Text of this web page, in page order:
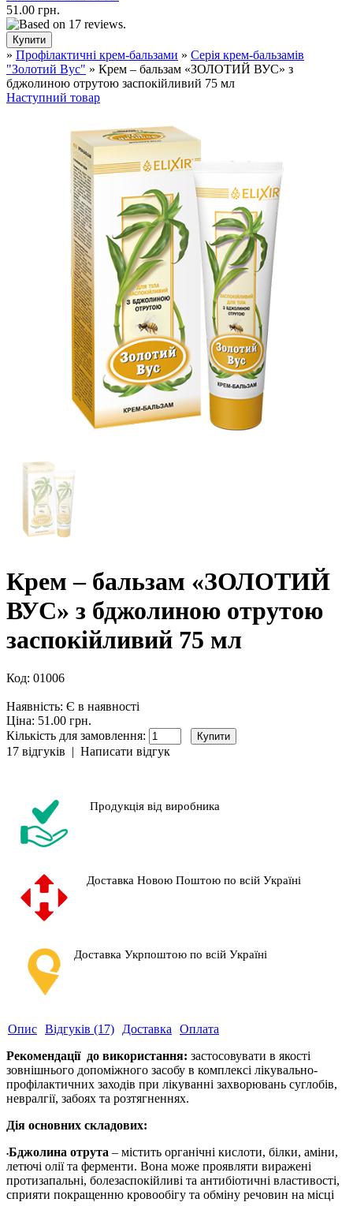
51.00 грн.
» Профілактичні крем-бальзами » Серія крем-бальзамів
"Золотий Вус" » Крем – бальзам «ЗОЛОТИЙ ВУС» з
бджолиною отрутою заспокійливий 75 мл
Наступний товар
Крем – бальзам «ЗОЛОТИЙ
ВУС» з бджолиною отрутою
заспокійливий 75 мл
Код: 01006
Наявність: Є в наявності
Ціна: 51.00 грн.
Кількість для замовлення:
17 відгуків | Написати відгук
Продукція від виробника
Доставка Новою Поштою по всій Україні
Доставка Укрпоштою по всій Україні
Опис Відгуків (17) Доставка
Оплата
Рекомендації до використання: застосовувати в якості
зовнішнього допоміжного засобу в комплексі лікувально-
профілактичних заходів при лікуванні захворювань суглобів,
невралгії, забоях та розтягненнях.
Дія основних складових:
•Бджолина отрута – містить органічні кислоти, білки, аміни,
летючі олії та ферменти. Вона може проявляти виражені
протизапальні, болезаспокійливі та антибіотичні властивості,
сприяти покращенню кровообігу та обміну речовин на місці